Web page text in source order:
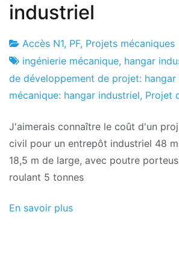
industriel
Usine
de
projets
22
de
janvier
2017
Accès N1, PF, Projets mécaniques
ingénierie mécanique, hangar
de développement de projet: hangar
mécanique: hangar industriel, Projet
J'aimerais connaître le coût d'un
civil pour un entrepôt industriel 48
18,5 m de large, avec poutre
roulant 5 tonnes
En savoir plus